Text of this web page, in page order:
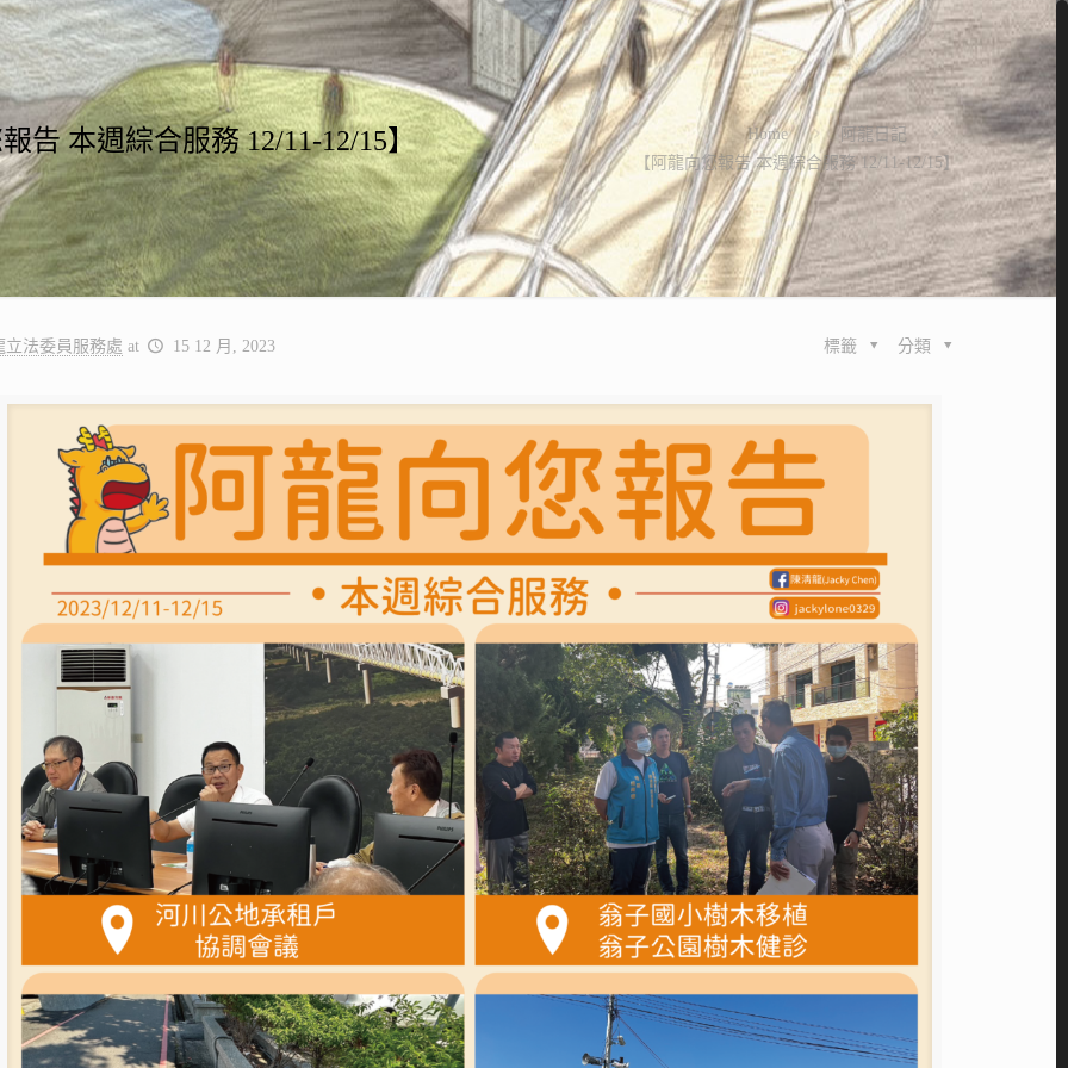
告 本週綜合服務 12/11-12/15】 Home
阿龍日記
【阿龍向您報告 本週綜合服務 12/11-12/15】
立法委員服務處 at 15 12 月, 2023 分類
標籤